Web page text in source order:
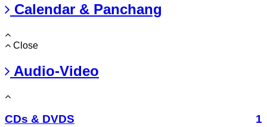
Calendar & Panchang
Close
Audio-Video
CDs & DVDS 1